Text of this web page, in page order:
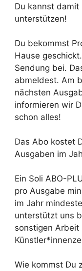
Du kannst
unterstützen!
Du bekommst
Hause
Sendung bei.
abmeldest. Am
nächsten
informieren wir
schon alles!
Das Abo kostet
Ausgaben im
Ein Soli ABO-
pro Ausgabe
im Jahr
unterstützt uns
sonstigen Arbeit
Wie kommst Du